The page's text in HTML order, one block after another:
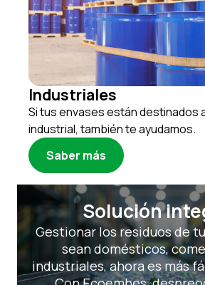
Industriales
Si tus envases están destinados
industrial, también te ayudamos.
Saber más
Solución
Gestionar los residuos de
sean domésticos,
industriales, ahora es más